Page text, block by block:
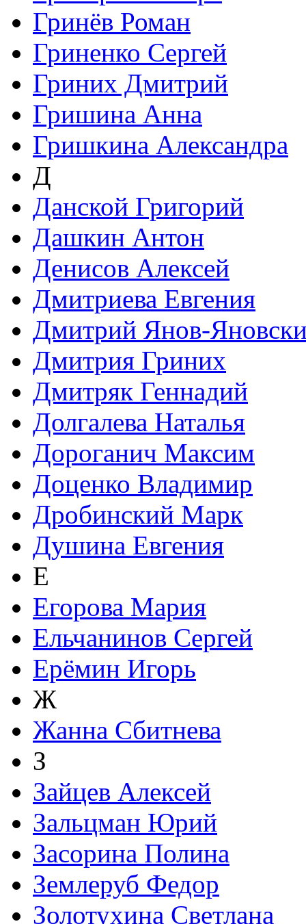
Гринёв Роман
Гриненко Сергей
Гриних Дмитрий
Гришина Анна
Гришкина Александра
Д
Данской Григорий
Дашкин Антон
Денисов Алексей
Дмитриева Евгения
Дмитрий Янов-
Дмитрия Гриних
Дмитряк Геннадий
Долгалева Наталья
Дороганич Максим
Доценко Владимир
Дробинский Марк
Душина Евгения
Е
Егорова Мария
Ельчанинов Сергей
Ерёмин Игорь
Ж
Жанна Сбитнева
З
Зайцев Алексей
Зальцман Юрий
Засорина Полина
Землеруб Федор
Золотухина Светлана